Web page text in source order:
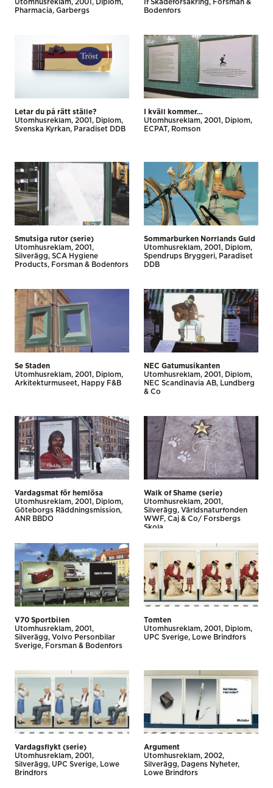
Utomhus­reklam 2001
Diplom
Pharmacia
Garbergs
If Skadeförsäkring
Forsman &
Bodenfors
Letar du på rätt ställe?
Utomhus­reklam 2001
Diplom
Svenska Kyrkan
Paradiset DDB
I kväll kommer…
Utomhus­reklam 2001
Diplom
ECPAT
Romson
Smutsiga rutor (serie)
Utomhus­reklam 2001
Silverägg
SCA Hygiene
Products
Forsman & Bodenfors
Sommarburken Norrlands Guld
Utomhus­reklam 2001
Diplom
Spendrups Bryggeri
Paradiset
DDB
Se Staden
Utomhus­reklam 2001
Diplom
Arkitekturmuseet
Happy F&B
NEC Gatumusikanten
Utomhus­reklam 2001
Diplom
NEC Scandinavia AB
Lundberg
& Co
Vardagsmat för hemlösa
Utomhus­reklam 2001
Diplom
Göteborgs Räddningsmission
ANR BBDO
Walk of Shame (serie)
Utomhus­reklam 2001
Silverägg
Världsnaturfonden
WWF Caj & Co/ Forsbergs
Skola
V70 Sportbilen
Utomhus­reklam 2001
Silverägg
Volvo Personbilar
Sverige
Forsman & Bodenfors
Tomten
Utomhus­reklam 2001
Diplom
UPC Sverige
Lowe Brindfors
Vardagsflykt (serie)
Utomhus­reklam 2001
Silverägg
UPC Sverige
Lowe
Brindfors
Argument
Utomhus­reklam 2002
Silverägg
Dagens Nyheter
Lowe Brindfors